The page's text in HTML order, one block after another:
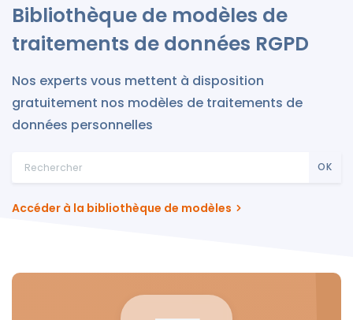
Bibliothèque de modèles de
traitements de données RGPD
Nos experts vous mettent à disposition
gratuitement nos modèles de traitements de
données personnelles
OK
Accéder à la bibliothèque de modèles